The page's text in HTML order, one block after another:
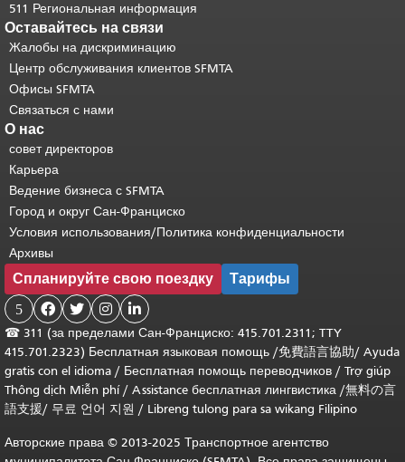
511 Региональная информация
Оставайтесь на связи
Жалобы на дискриминацию
Центр обслуживания клиентов SFMTA
Офисы SFMTA
Связаться с нами
О нас
совет директоров
Карьера
Ведение бизнеса с SFMTA
Город и округ Сан-Франциско
Условия использования/Политика конфиденциальности
Архивы
Спланируйте свою поездку Тарифы
5    
☎ 311 (за пределами Сан-Франциско: 415.701.2311; TTY
415.701.2323) Бесплатная языковая помощь /免費語言協助/ Ayuda
gratis con el idioma / Бесплатная помощь переводчиков / Trợ giúp
Thông dịch Miễn phí/ Assistance бесплатная лингвистика /無料の言
語支援/ 무료 언어 지원 / Libreng tulong para sa wikang Filipino
Авторские права © 2013-2025 Транспортное агентство